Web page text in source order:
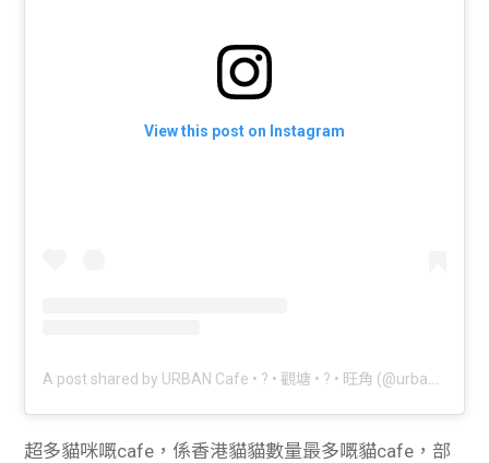
View this post on Instagram
超多貓咪嘅cafe，係香港貓貓數量最多嘅貓cafe，部